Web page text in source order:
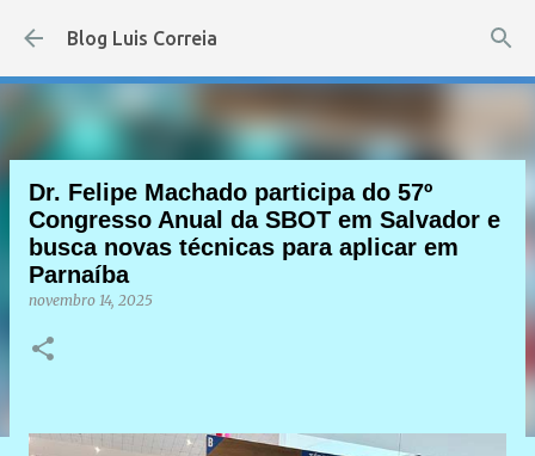
Pular para o conteúdo principal
Blog Luis Correia
Dr. Felipe Machado participa do 57º
Congresso Anual da SBOT em Salvador e
busca novas técnicas para aplicar em
Parnaíba
novembro 14, 2025